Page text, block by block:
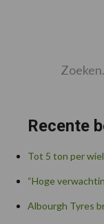
Recente
Tot 5 ton per
“Hoge
Albourgh Tyres